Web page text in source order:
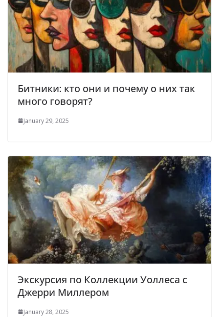
Битники: кто они и почему о них так
много говорят?
January 29, 2025
Экскурсия по Коллеĸции Уоллеса с
Джерри Миллером
January 28, 2025